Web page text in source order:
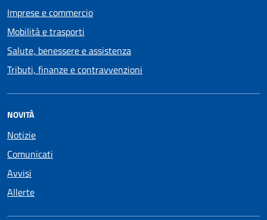
Imprese e commercio
Mobilità e trasporti
Salute, benessere e assistenza
Tributi, finanze e contravvenzioni
NOVITÀ
Notizie
Comunicati
Avvisi
Allerte